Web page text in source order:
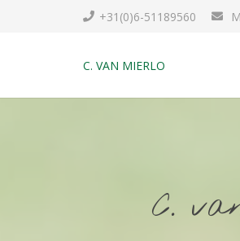
+31(0)6-51189560
C. VAN MIERLO
C.